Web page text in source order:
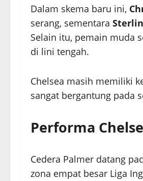
Dalam skema baru ini,
serang, sementara
Selain itu, pemain muda
di lini tengah.
Chelsea masih memiliki
sangat bergantung pada
Performa
Cedera Palmer datang
zona empat besar Liga